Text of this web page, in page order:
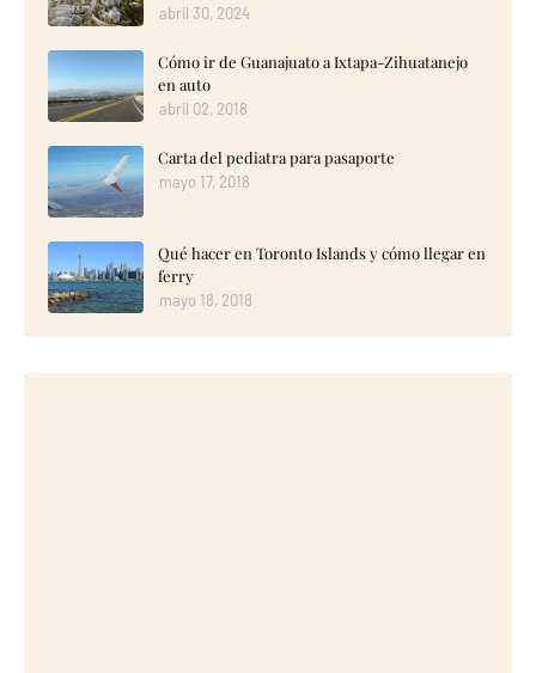
abril 30, 2024
Cómo ir de Guanajuato a Ixtapa-Zihuatanejo
en auto
abril 02, 2018
Carta del pediatra para pasaporte
mayo 17, 2018
Qué hacer en Toronto Islands y cómo llegar en
ferry
mayo 18, 2018